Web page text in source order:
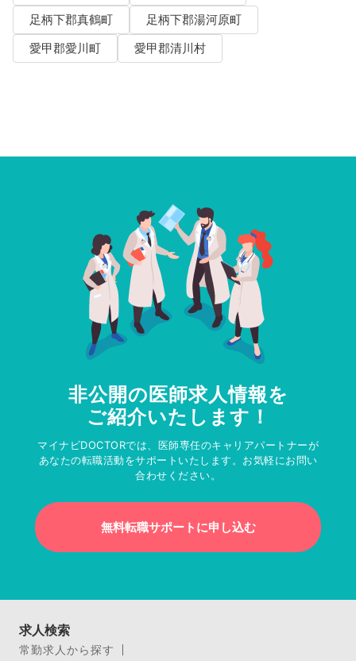
足柄下郡真鶴町
足柄下郡湯河原町
愛甲郡愛川町
愛甲郡清川村
非公開の医師求人情報を
ご紹介いたします！
マイナビDOCTORでは、医師専任のキャリアパートナーが
あなたの転職活動をサポートいたします。お気軽にお問い
合わせください。
無料転職サポートに申し込む
求人検索
常勤求人から探す